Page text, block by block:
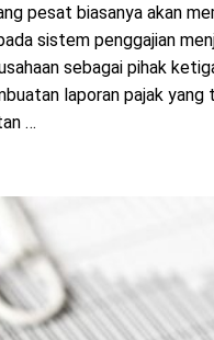
pesat biasanya akan
sistem penggajian
sebagai pihak
laporan pajak
…